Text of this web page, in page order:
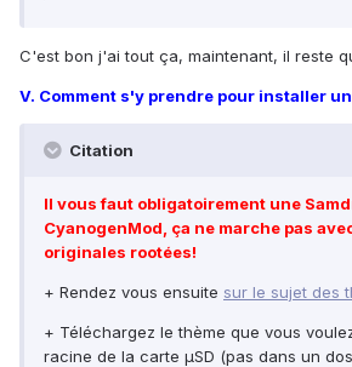
C'est bon j'ai tout ça, maintenant, il reste
V. Comment s'y prendre pour installer
Citation
Il vous faut obligatoirement une
CyanogenMod, ça ne marche pas
originales rootées!
+ Rendez vous ensuite sur le sujet des
+ Téléchargez le thème que vous
racine de la carte µSD (pas dans un